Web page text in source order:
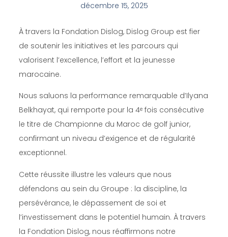
décembre 15, 2025
À travers la Fondation Dislog, Dislog Group est fier
de soutenir les initiatives et les parcours qui
valorisent l’excellence, l’effort et la jeunesse
marocaine.
Nous saluons la performance remarquable d’Ilyana
Belkhayat, qui remporte pour la 4ᵉ fois consécutive
le titre de Championne du Maroc de golf junior,
confirmant un niveau d’exigence et de régularité
exceptionnel.
Cette réussite illustre les valeurs que nous
défendons au sein du Groupe : la discipline, la
persévérance, le dépassement de soi et
l’investissement dans le potentiel humain. À travers
la Fondation Dislog, nous réaffirmons notre